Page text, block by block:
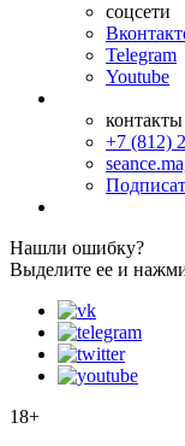
соцсети
Telegram
Youtube
контакты
+7 (812)
Нашли ошибку?
Выделите ее и
18+